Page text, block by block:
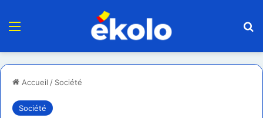
Menu
Accueil / Société
Société